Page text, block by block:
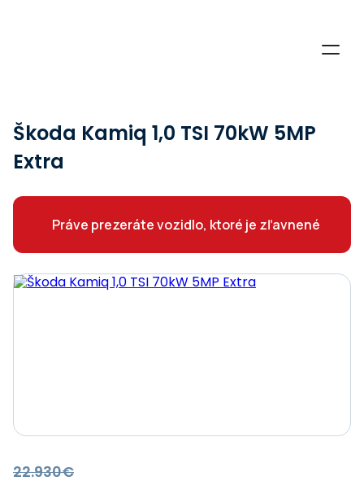
Škoda Kamiq 1,0 TSI 70kW 5MP
Extra
Práve prezeráte vozidlo, ktoré je zľavnené
22.930€